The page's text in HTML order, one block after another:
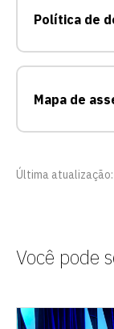
Política de
Mapa de
Última
Você pode